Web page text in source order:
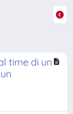
time di un